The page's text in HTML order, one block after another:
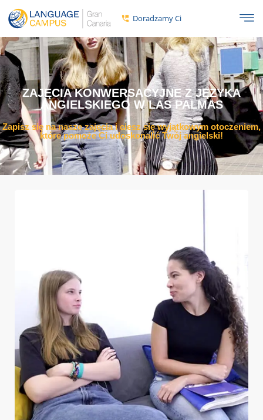
treści
Doradzamy Ci
ZAJĘCIA KONWERSACYJNE Z JĘZYKA
ANGIELSKIEGO W LAS PALMAS
Zapisz się na nasze zajęcia i ciesz się wyjątkowym otoczeniem,
które pomoże Ci udoskonalić Twój angielski!